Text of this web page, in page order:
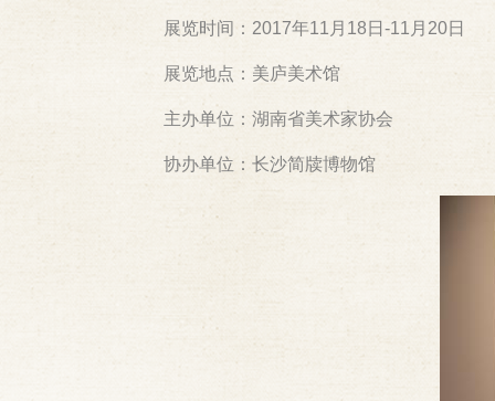
展览时间：2017年11月18日-11月20日
展览地点：美庐美术馆
主办单位：湖南省美术家协会
协办单位：长沙简牍博物馆